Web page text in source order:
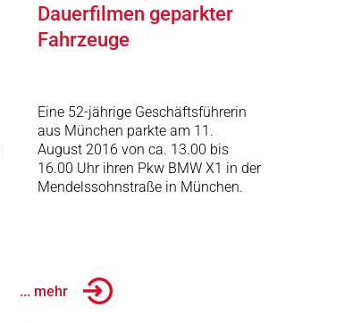
Dauerfilmen geparkter
Fahrzeuge
Eine 52-jährige Geschäftsführerin
aus München parkte am 11.
August 2016 von ca. 13.00 bis
16.00 Uhr ihren Pkw BMW X1 in der
Mendelssohnstraße in München.
... mehr